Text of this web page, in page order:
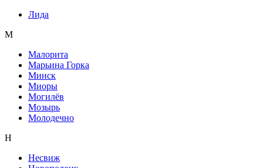
Лида
М
Малорита
Марьина Горка
Минск
Миоры
Могилёв
Мозырь
Молодечно
Н
Несвиж